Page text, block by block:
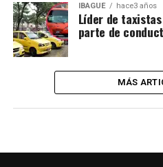
IBAGUÉ hace3 años
Líder de
parte de
MÁS